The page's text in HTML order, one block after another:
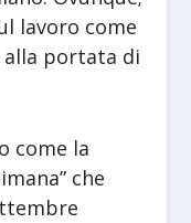
lavoro come
alla portata di
come la
che